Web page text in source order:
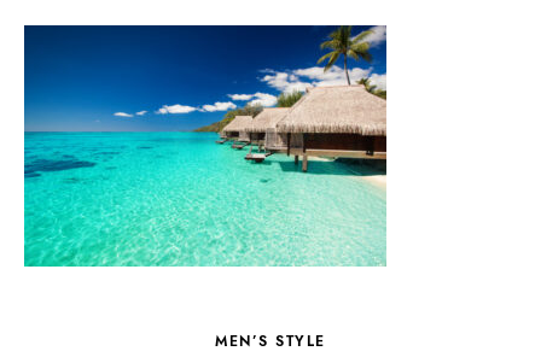
MEN’S STYLE